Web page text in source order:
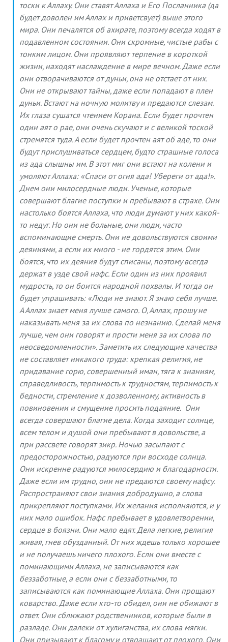
тоски к Аллаху. Они ставят Аллаха и Его Посланника (да
будет доволен им Аллах и приветсвует) выше этого
мира. Они печалятся об ахирате, поэтому всегда ходят в
подавленном состоянии. Они скромные, чистые рабы с
тонким лицом. Они проявляют терпение в короткой
жизни, находят наслаждение в мире вечном. Даже если
они отворачиваются от дуньи, она не отстает от них.
Они не открывают тайны, даже если попадают в плен
дуньи. Встают на ночную молитву и предаются слезам.
Их глаза сушатся чтением Корана. Если будет прочтен
один аят о рае, они очень скучают и с великой тоской
стремятся туда. А если будет прочтен аят об аде, то они
будут прислушиваться сердцем, будто страшные голоса
из ада слышны им. В этот миг они встают на колени и
умоляют Аллаха: «Спаси от огня ада! Убереги от ада!».
Днем они милосердные люди. Ученые, которые
совершают благие поступки и пребывают в страхе. Они
настолько боятся Аллаха, что люди думают у них какой-
то недуг. Но они не больные, они люди, часто
вспоминающие смерть. Они не довольствуются своими
деяниями, а если их много - не гордятся этим. Они
боятся, что их деяния будут списаны, поэтому всегда
держат в узде свой нафс. Если один из них проявил
мудрость, то он боится народной похвалы. И тогда он
будет упрашивать: «Люди не знают. Я знаю себя лучше.
А Аллах знает меня лучше самого. О, Аллах, прошу не
наказывать меня за их слова по незнанию. Сделай меня
лучше, чем они говорят и прости меня за их слова по
неосведомленности». Заметить их следующие качества
не составляет никакого труда: крепкая религия, не
придавание горю, совершенный иман, тяга к знаниям,
справедливость, терпимость к трудностям, терпимость к
бедности, стремление к дозволенному, активность в
повиновении и смущение просить подаяние. Они
всегда совершают благие дела. Когда заходит солнце,
всем телом и душой они пребывают в довольстве, а
при рассвете говорят зикр. Ночью засыпают с
предосторожностью, радуются при восходе солнца.
Они искренне радуются милосердию и благодарности.
Даже если им трудно, они не предаются своему нафсу.
Распространяют свои знания добродушно, а слова
прикрепляют поступками. Их желания исполняются, и у
них мало ошибок. Нафс пребывает в удовлетворении,
сердце в боязни. Они мало едят. Дела легкие, религия
живая, гнев обузданный. От них ждешь только хорошее
и не получаешь ничего плохого. Если они вместе с
поминающими Аллаха, не записываются как
беззаботные, а если они с беззаботными, то
записываются как поминающие Аллаха. Они прощают
коварство. Даже если кто-то обидел, они не обижают в
ответ. Они сближают родственников, которые были в
разладе. Они далеки от хулиганства, их слова мягки.
Они призывают к благому и отвращают от плохого. Они